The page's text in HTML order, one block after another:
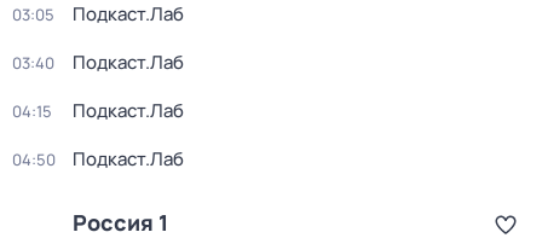
03:05 Подкаст.Лаб
03:40 Подкаст.Лаб
04:15 Подкаст.Лаб
04:50 Подкаст.Лаб
Россия 1